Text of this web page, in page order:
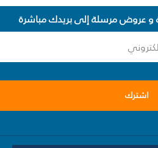
عروض مرسلة إلى بريدك مباشرة
اشترك